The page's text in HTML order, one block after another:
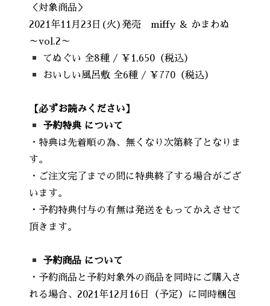
＜対象商品＞
2021年11月23日(火)発売 miffy ＆ かまわぬ
～vol.2～
てぬぐい 全8種 / ￥1,650（税込）
おいしい風呂敷 全6種 / ￥770（税込）
【必ずお読みください】
予約特典 について
・特典は先着順の為、無くなり次第終了となりま
す。
・ご注文完了までの間に特典終了する場合がござ
います。
・予約特典付与の有無は発送をもってかえさせて
頂きます。
予約商品 について
・予約商品と予約対象外の商品を同時にご購入さ
れる場合、2021年12月16日（予定）に同時梱包